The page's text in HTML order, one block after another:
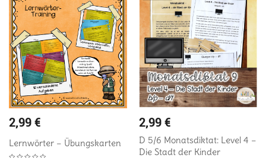
2,99€
Lernwörter – Übungskarten
2,99€
D 5/6 Monatsdiktat: Level 4 –
Die Stadt der Kinder